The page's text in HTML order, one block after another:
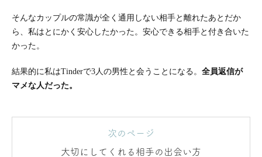
そんなカップルの常識が全く通用しない相手と離れたあとだか
ら、私はとにかく安心したかった。安心できる相手と付き合いた
かった。
結果的に私はTinderで3人の男性と会うことになる。 全員返信が
マメな人だった。
次のページ
大切にしてくれる相手の出会い方